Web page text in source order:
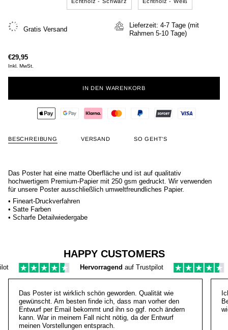
Gratis Versand
Lieferzeit: 4-7 Tage (mit
Rahmen 5-10 Tage)
€29,95
Inkl. MwSt.
IN DEN WARENKORB
BESCHREIBUNG VERSAND SO GEHT'S
Das Poster hat eine matte Oberfläche und ist auf qualitativ
hochwertigem Premium-Papier mit 250 gsm gedruckt. Wir verwenden
für unsere Poster ausschließlich umweltfreundliches Papier.
• Fineart-Druckverfahren
• Satte Farben
• Scharfe Detailwiedergabe
HAPPY CUSTOMERS
Hervorragendauf Trustpilot
Das Poster ist wirklich schön geworden. Qualität wie
gewünscht. Am besten finde ich, dass man vorher den
Entwurf per Email bekommt und ihn so ggf. noch ändern
kann. War in meinem Fall nicht nötig, da der Entwurf
meinen Vorstellungen entsprach.